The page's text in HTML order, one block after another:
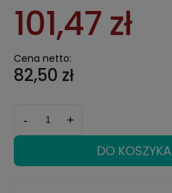
101,47 zł
Cena netto:
82,50 zł
- +
DO KOSZYKA